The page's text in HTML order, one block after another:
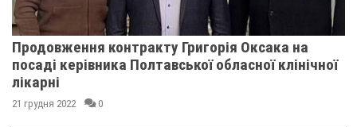
Продовження контракту Григорія Оксака на
посаді керівника Полтавської обласної клінічної
лікарні
21 грудня 2022 0